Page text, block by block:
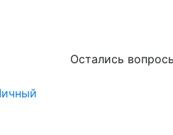
Остались